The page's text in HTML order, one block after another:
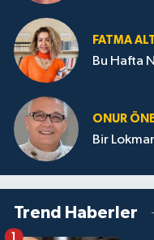
FATMA
Bu Hafta
ONUR
Bir
Trend Haberler
1